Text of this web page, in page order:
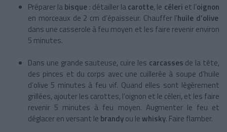
Préparer labisque : détailler lacarotte, le céleri et l’oignon
en morceaux de 2 cm d’épaisseur. Chauffer l’huile d’olive
dans une casserole à feu moyen et les faire revenir environ
5 minutes.
Dans une grande sauteuse, cuire les carcasses de la tête,
des pinces et du corps avec une cuillerée à soupe d’huile
d’olive 5 minutes à feu vif. Quand elles sont légèrement
grillées, ajouter les carottes, l’oignon et le céleri, et les faire
revenir 5 minutes à feu moyen. Augmenter le feu et
déglacer en versant le brandyou lewhisky. Faire flamber.